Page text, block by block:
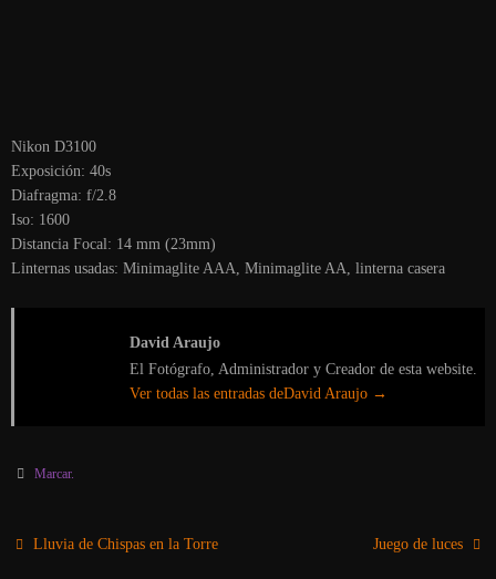
Nikon D3100
Exposición: 40s
Diafragma: f/2.8
Iso: 1600
Distancia Focal: 14 mm (23mm)
Linternas usadas: Minimaglite AAA, Minimaglite AA, linterna casera
David Araujo
El Fotógrafo, Administrador y Creador de esta website.
Ver todas las entradas deDavid Araujo →
Marcar.
Lluvia de Chispas en la Torre Juego de luces